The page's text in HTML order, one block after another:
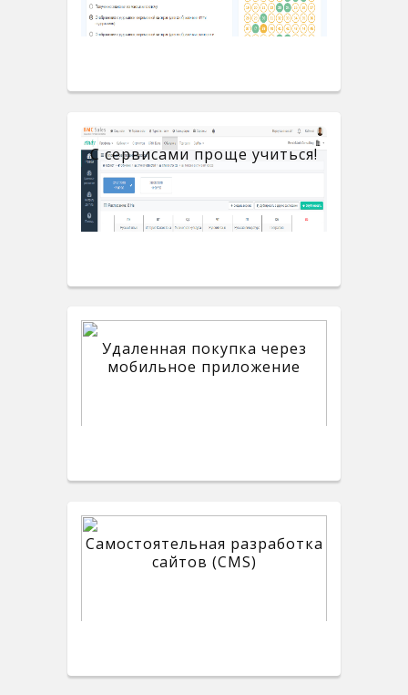
С сервисами проще учиться!
Удаленная покупка через
мобильное приложение
Самостоятельная разработка
сайтов (CMS)